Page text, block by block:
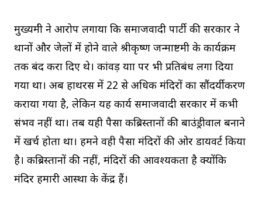
मुख्यमंत्री ने आरोप लगाया कि समाजवादी पार्टी की सरकार ने
थानों और जेलों में होने वाले श्रीकृष्ण जन्माष्टमी के कार्यक्रम
तक बंद करा दिए थे। कांवड़ यात्रा पर भी प्रतिबंध लगा दिया
गया था। अब हाथरस में 22 से अधिक मंदिरों का सौंदर्यीकरण
कराया गया है, लेकिन यह कार्य समाजवादी सरकार में कभी
संभव नहीं था। तब यही पैसा कब्रिस्तानों की बाउंड्रीवाल बनाने
में खर्च होता था। हमने वही पैसा मंदिरों की ओर डायवर्ट किया
है। कब्रिस्तानों की नहीं, मंदिरों की आवश्यकता है क्योंकि
मंदिर हमारी आस्था के केंद्र हैं।